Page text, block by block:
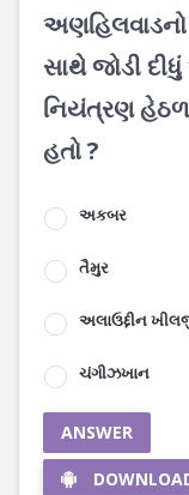
અણહિલવાડનો
સાથે જોડી
નિયંત્રણ
હતો ?
અકબર
તૈમુર
અલાઉદ્દીન
ચંગીઝખાન
ANSWER